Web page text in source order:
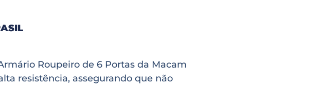
Roupeiro de 6 Portas da Macam
resistência, assegurando que não